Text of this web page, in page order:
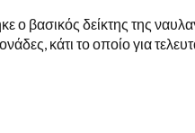
ο βασικός δείκτης της
κάτι το οποίο για